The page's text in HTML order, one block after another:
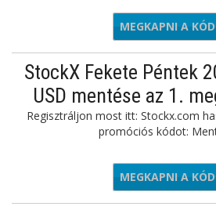
MEGKAPNI A
StockX Fekete Péntek
USD mentése az 1.
Regisztráljon most itt: Stockx.com
promóciós kódot:
MEGKAPNI A